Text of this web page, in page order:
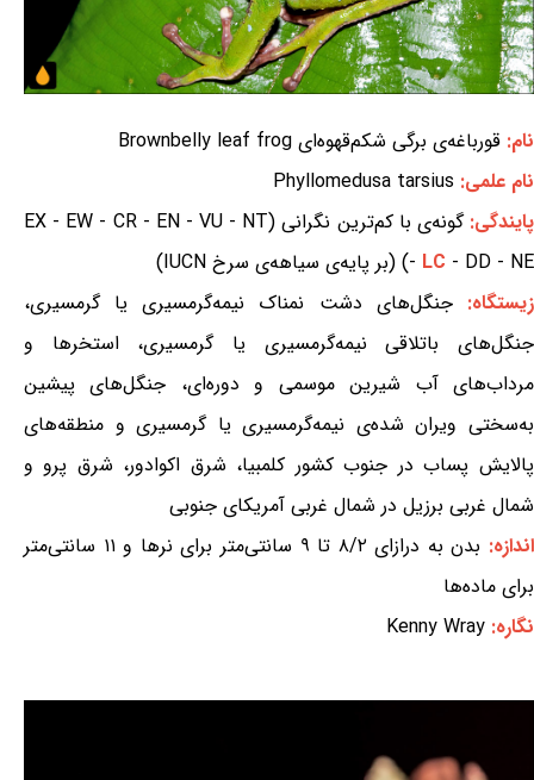
نام: قورباغه‌ی برگی شکم‌قهوه‌ای Brownbelly leaf frog
نام علمی: Phyllomedusa tarsius
پایندگی:
گونه‌ی با کم‌ترین نگرانی (EX - EW - CR - EN - VU - NT
- LC - DD - NE) (بر پایه‌ی سیاهه‌ی سرخ IUCN)
زیستگاه:جنگل‌های دشت نمناک نیمه‌گرمسیری یا گرمسیری،
جنگل‌های باتلاقی نیمه‌گرمسیری یا گرمسیری، استخرها و
مرداب‌های آب شیرین موسمی و دوره‌ای، جنگل‌های پیشین
به‌سختی ویران شده‌ی نیمه‌گرمسیری یا گرمسیری و منطقه‌های
پالایش پساب در جنوب کشور کلمبیا، شرق اکوادور، شرق پرو و
شمال غربی برزیل در شمال غربی آمریکای جنوبی
اندازه:
بدن به درازای ۸/۲ تا ۹ سانتی‌متر برای نرها و ۱۱ سانتی‌متر
برای ماده‌ها
نگاره: Kenny Wray